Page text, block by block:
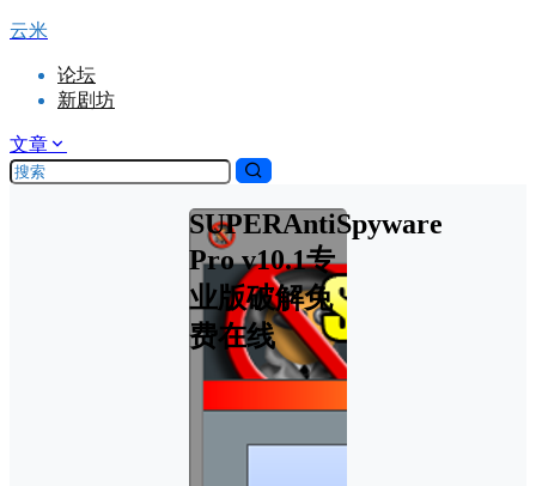
云米
论坛
新剧坊
文章
SUPERAntiSpyware
Pro v10.1专
业版破解免
费在线